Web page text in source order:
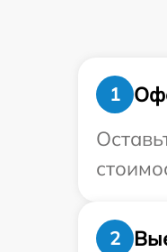
1
2